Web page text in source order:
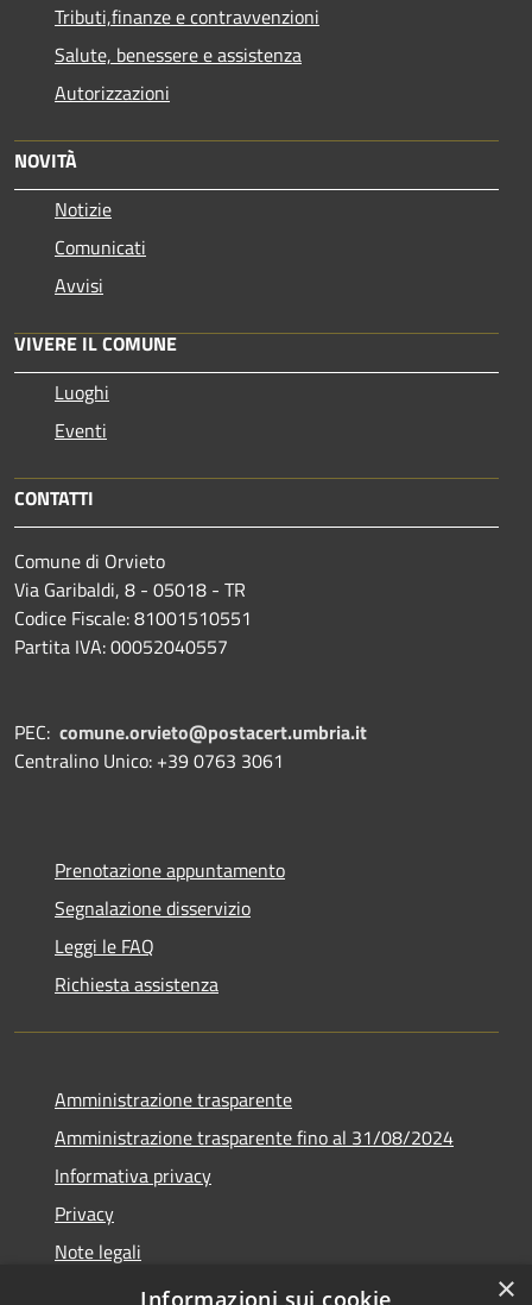
Tributi,finanze e contravvenzioni
Salute, benessere e assistenza
Autorizzazioni
NOVITÀ
Notizie
Comunicati
Avvisi
VIVERE IL COMUNE
Luoghi
Eventi
CONTATTI
Comune di Orvieto
Via Garibaldi, 8 - 05018 - TR
Codice Fiscale: 81001510551
Partita IVA: 00052040557
PEC: comune.orvieto@postacert.umbria.it
Centralino Unico: +39 0763 3061
Prenotazione appuntamento
Segnalazione disservizio
Leggi le FAQ
Richiesta assistenza
Amministrazione trasparente
Amministrazione trasparente fino al 31/08/2024
Informativa privacy
Privacy
Note legali
Dichiarazione di accessibilità
×
Informazioni sui cookie